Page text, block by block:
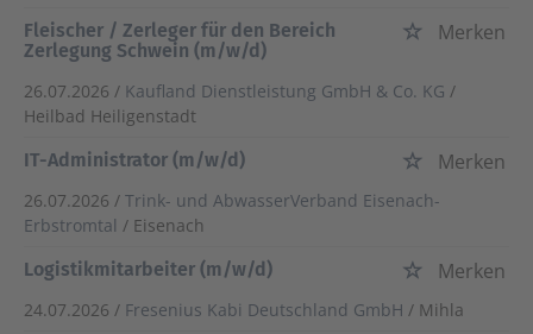
Fleischer / Zerleger für den Bereich
Zerlegung Schwein (m/w/d)
Merken
26.07.2026 / Kaufland Dienstleistung GmbH & Co. KG /
Heilbad Heiligenstadt
IT-Administrator (m/w/d)
Merken
26.07.2026 / Trink- und AbwasserVerband Eisenach-
Erbstromtal / Eisenach
Logistikmitarbeiter (m/w/d)
Merken
24.07.2026 / Fresenius Kabi Deutschland GmbH / Mihla